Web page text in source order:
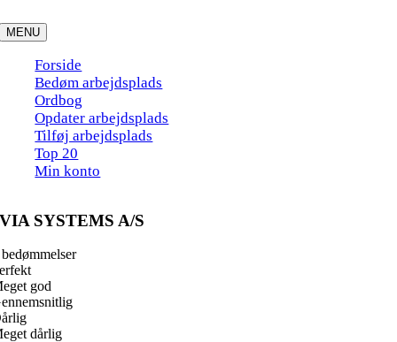
to
content
MENU
Forside
Bedøm arbejdsplads
Ordbog
Opdater arbejdsplads
Tilføj arbejdsplads
Top 20
Min konto
VIA SYSTEMS A/S
god
dårlig